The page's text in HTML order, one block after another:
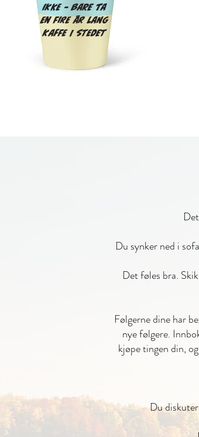
ikke – bare ta
en fire år lang
kaffe i stedet
Du synker ned i
Det føles bra.
Følgerne dine har
nye følgere.
kjøpe tingen din,
Du